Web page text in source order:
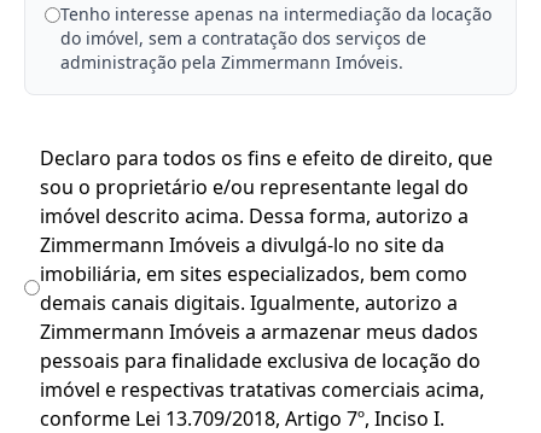
Tenho interesse apenas na intermediação da locação
do imóvel, sem a contratação dos serviços de
administração pela Zimmermann Imóveis.
Declaro para todos os fins e efeito de direito, que
sou o proprietário e/ou representante legal do
imóvel descrito acima. Dessa forma, autorizo a
Zimmermann Imóveis a divulgá-lo no site da
imobiliária, em sites especializados, bem como
demais canais digitais. Igualmente, autorizo a
Zimmermann Imóveis a armazenar meus dados
pessoais para finalidade exclusiva de locação do
imóvel e respectivas tratativas comerciais acima,
conforme Lei 13.709/2018, Artigo 7º, Inciso I.